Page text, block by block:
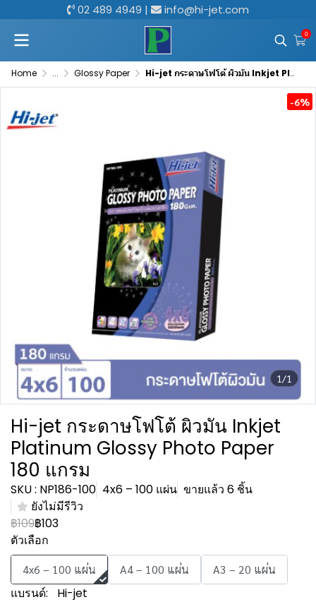
02 489 4949 | info@hi-jet.com
0
Home ... Glossy Paper Hi-jet กระดาษโฟโต้ ผิวมัน Inkjet Platinum Glossy Photo Paper 180 แกรม
1/1
-6%
Hi-jet กระดาษโฟโต้ ผิวมัน Inkjet
Platinum Glossy Photo Paper
180 แกรม
SKU : NP186-100 4x6 – 100 แผ่น ขายแล้ว 6 ชิ้น
ยังไม่มีรีวิว
฿109฿103
ตัวเลือก
4x6 – 100 แผ่น A4 – 100 แผ่น A3 – 20 แผ่น
แบรนด์:
Hi-jet